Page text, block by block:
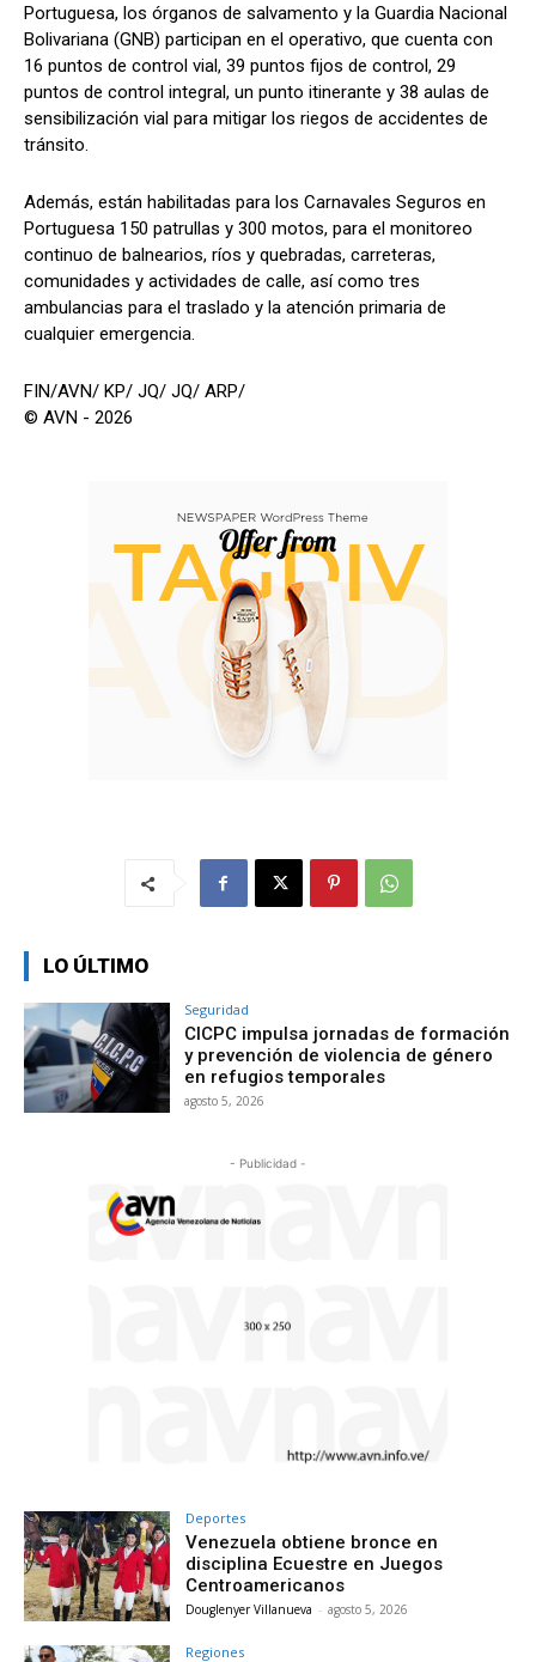
Portuguesa, los órganos de salvamento y la Guardia Nacional
Bolivariana (GNB) participan en el operativo, que cuenta con
16 puntos de control vial, 39 puntos fijos de control, 29
puntos de control integral, un punto itinerante y 38 aulas de
sensibilización vial para mitigar los riegos de accidentes de
tránsito.
Además, están habilitadas para los Carnavales Seguros en
Portuguesa 150 patrullas y 300 motos, para el monitoreo
continuo de balnearios, ríos y quebradas, carreteras,
comunidades y actividades de calle, así como tres
ambulancias para el traslado y la atención primaria de
cualquier emergencia.
FIN/AVN/ KP/ JQ/ JQ/ ARP/
© AVN - 2026
LO ÚLTIMO
Seguridad
CICPC impulsa jornadas de formación
y prevención de violencia de género
en refugios temporales
agosto 5, 2026
- Publicidad -
Deportes
Venezuela obtiene bronce en
disciplina Ecuestre en Juegos
Centroamericanos
Douglenyer Villanueva - agosto 5, 2026
Regiones